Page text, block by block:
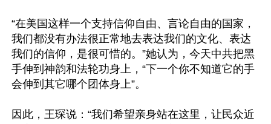
“在美国这样一个支持信仰自由、言论自由的国家，
我们都没有办法很正常地去表达我们的文化、表达
我们的信仰，是很可惜的。”她认为，今天中共把黑
手伸到神韵和法轮功身上，“下一个你不知道它的手
会伸到其它哪个团体身上”。
因此，王琛说：“我们希望亲身站在这里，让民众近